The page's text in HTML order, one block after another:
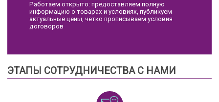
Работаем открыто: предоставляем полную
информацию о товарах и условиях, публикуем
актуальные цены, чётко прописываем условия
договоров
ЭТАПЫ СОТРУДНИЧЕСТВА С НАМИ